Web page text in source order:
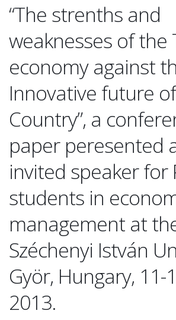
“The strenths and
weaknesses of the
economy against
Innovative future
Country”, a
paper peresented
invited speaker for
students in
management at
Széchenyi István
Györ, Hungary, 11-
2013.